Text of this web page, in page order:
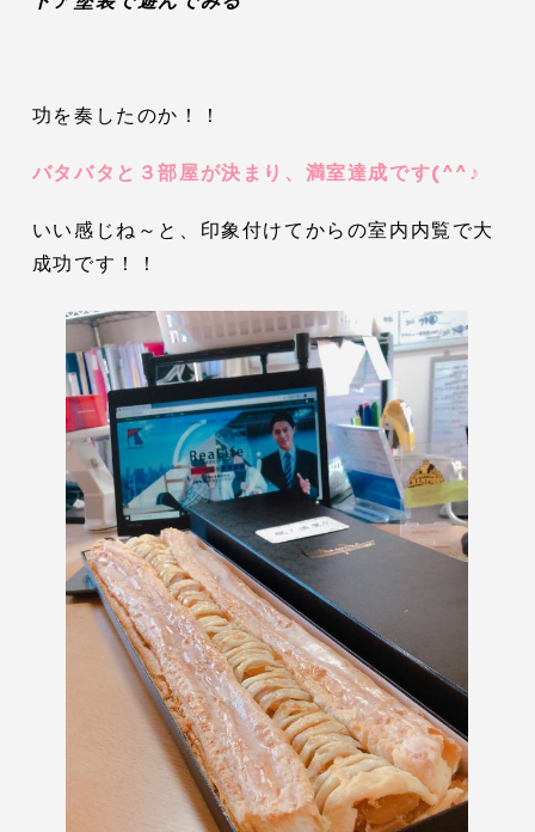
功を奏したのか！！
バタバタと３部屋が決まり、満室達成です(^^♪
いい感じね～と、印象付けてからの室内内覧で大
成功です！！